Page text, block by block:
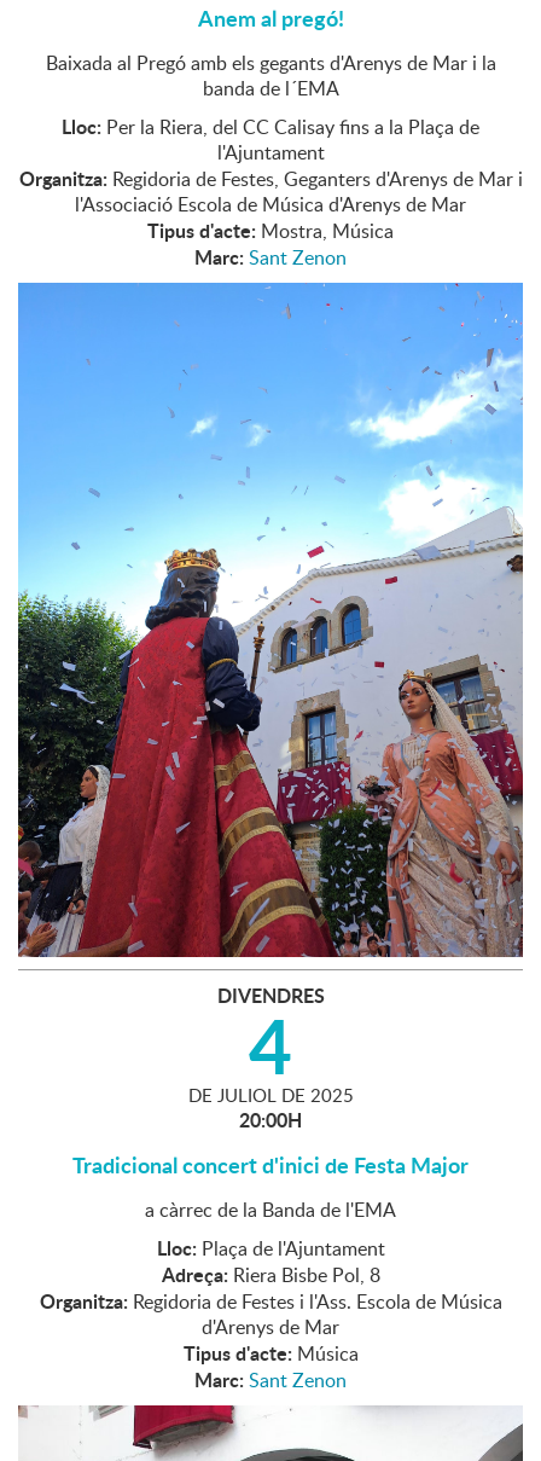
Anem al pregó!
Baixada al Pregó amb els gegants d'Arenys de Mar i la
banda de l´EMA
Lloc: Per la Riera, del CC Calisay fins a la Plaça de
l'Ajuntament
Organitza: Regidoria de Festes, Geganters d'Arenys de Mar i
l'Associació Escola de Música d'Arenys de Mar
Tipus d'acte: Mostra, Música
Marc: Sant Zenon
DIVENDRES
4
DE JULIOL DE 2025
20:00H
Tradicional concert d'inici de Festa Major
a càrrec de la Banda de l'EMA
Lloc: Plaça de l'Ajuntament
Adreça: Riera Bisbe Pol, 8
Organitza: Regidoria de Festes i l'Ass. Escola de Música
d'Arenys de Mar
Tipus d'acte: Música
Marc: Sant Zenon